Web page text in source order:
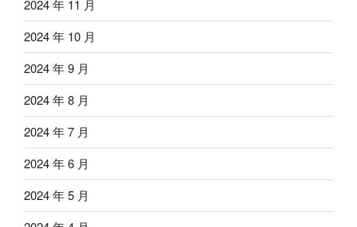
2024 年 11 月
2024 年 10 月
2024 年 9 月
2024 年 8 月
2024 年 7 月
2024 年 6 月
2024 年 5 月